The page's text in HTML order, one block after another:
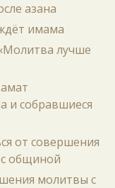
азана
имама
лучше
и собравшиеся
от совершения
общиной
молитвы с